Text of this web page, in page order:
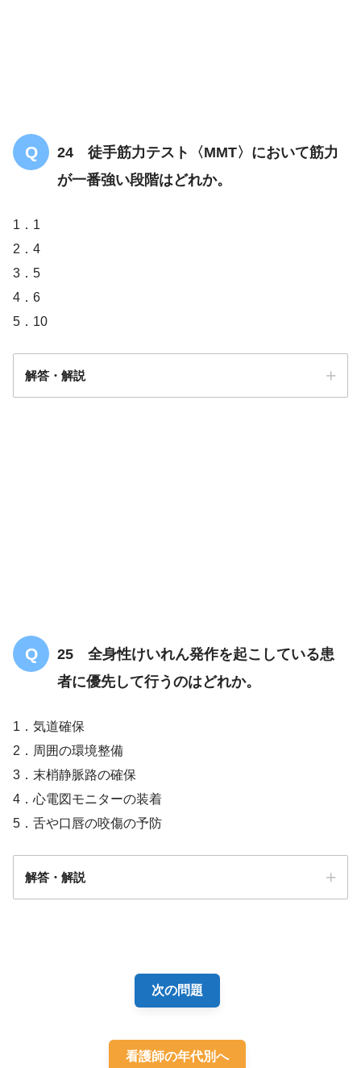
24 徒手筋力テスト〈MMT〉において筋力
が一番強い段階はどれか。
1．1
2．4
3．5
4．6
5．10
解答・解説
25 全身性けいれん発作を起こしている患
者に優先して行うのはどれか。
1．気道確保
2．周囲の環境整備
3．末梢静脈路の確保
4．心電図モニターの装着
5．舌や口唇の咬傷の予防
解答・解説
次の問題
看護師の年代別へ